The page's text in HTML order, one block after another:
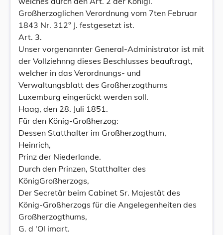
Großherzoglichen Verordnung vom 7ten Februar
1843 Nr. 312° J. festgesetzt ist.
Art. 3.
Unser vorgenannter General-Administrator ist mit
der Vollziehnng dieses Beschlusses beauftragt,
welcher in das Verordnungs- und
Verwaltungsblatt des Großherzogthums
Luxemburg eingerückt werden soll.
Haag, den 28. Juli 1851.
Für den König-Großherzog:
Dessen Statthalter im Großherzogthum,
Heinrich,
Prinz der Niederlande.
Durch den Prinzen, Statthalter des
KönigGroßherzogs,
Der Secretär beim Cabinet Sr. Majestät des
König-Großherzogs für die Angelegenheiten des
Großherzogthums,
G. d 'Ol imart.